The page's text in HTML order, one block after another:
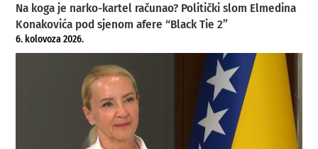
Na koga je narko-kartel računao? Politički slom Elmedina
Konakovića pod sjenom afere “Black Tie 2”
6. kolovoza 2026.